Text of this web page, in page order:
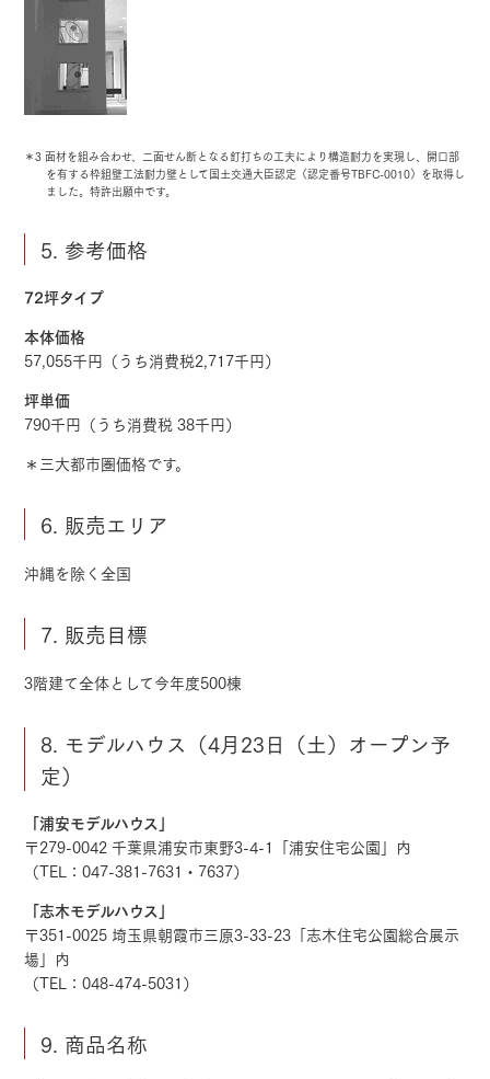
＊3 面材を組み合わせ、二面せん断となる釘打ちの工夫により構造耐力を実現し、開口部
を有する枠組壁工法耐力壁として国土交通大臣認定（認定番号TBFC-0010）を取得し
ました。特許出願中です。
5. 参考価格
72坪タイプ
本体価格
57,055千円（うち消費税2,717千円）
坪単価
790千円（うち消費税 38千円）
＊三大都市圏価格です。
6. 販売エリア
沖縄を除く全国
7. 販売目標
3階建て全体として今年度500棟
8. モデルハウス（4月23日（土）オープン予
定）
「浦安モデルハウス」
〒279-0042 千葉県浦安市東野3-4-1「浦安住宅公園」内
（TEL：047-381-7631・7637）
「志木モデルハウス」
〒351-0025 埼玉県朝霞市三原3-33-23「志木住宅公園総合展示
場」内
（TEL：048-474-5031）
9. 商品名称